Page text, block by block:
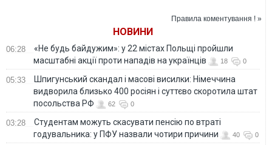
Німеччиною на €4
млрд, – Федоров
Правила коментування ! »
НОВИНИ
06:28
«Не будь байдужим»: у 22 містах Польщі пройшли
масштабні акції проти нападів на українців
18 0
05:33
Шпигунський скандал і масові висилки: Німеччина
видворила близько 400 росіян і суттєво скоротила штат
посольства РФ
62 0
03:28
Студентам можуть скасувати пенсію по втраті
годувальника: у ПФУ назвали чотири причини
40 0